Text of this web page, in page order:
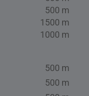
500 m
1500 m
1000 m
500 m
500 m